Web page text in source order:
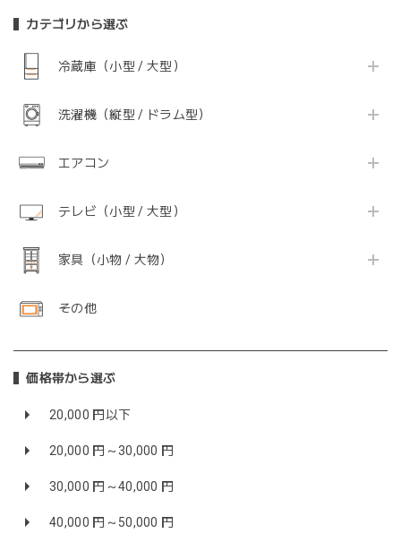
カテゴリから選ぶ
冷蔵庫（小型 / 大型）
洗濯機（縦型 / ドラム型）
エアコン
テレビ（小型 / 大型）
家具（小物 / 大物）
その他
価格帯から選ぶ
20,000 円以下
20,000 円～30,000 円
30,000 円～40,000 円
40,000 円～50,000 円